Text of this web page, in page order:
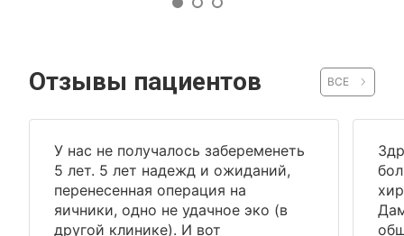
Отзывы пациентов ВСЕ
У нас не получалось забеременеть
5 лет. 5 лет надежд и ожиданий,
перенесенная операция на
яичники, одно не удачное эко (в
другой клинике). И вот